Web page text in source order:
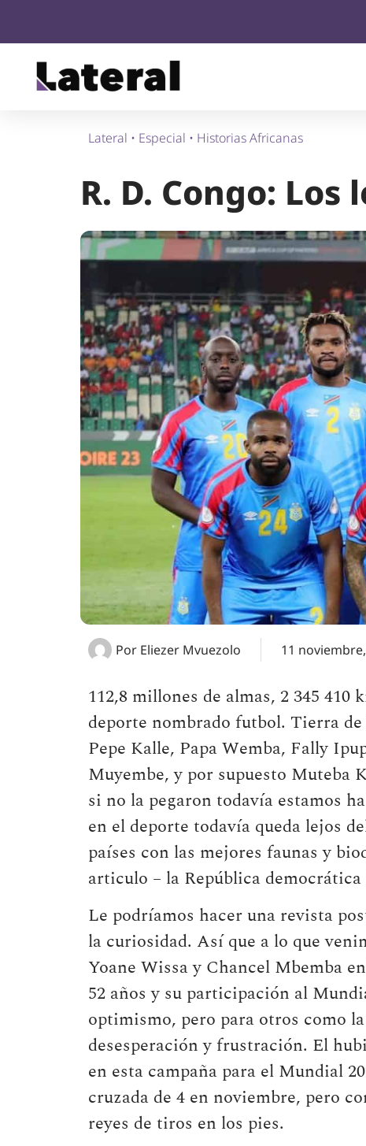
Lateral • Especial • Historias Africanas
R. D. Congo:
Por Eliezer Mvuezolo 11
112,8 millones de almas, 2 345
deporte nombrado futbol. Tierra
Pepe Kalle, Papa Wemba, Fally
Muyembe, y por supuesto Muteba
si no la pegaron todavía estamos
en el deporte todavía queda lejos
países con las mejores faunas y
articulo – la República
Le podríamos hacer una revista
la curiosidad. Así que a lo que
Yoane Wissa y Chancel Mbemba
52 años y su participación al
optimismo, pero para otros como
desesperación y frustración. El
en esta campaña para el Mundial
cruzada de 4 en noviembre, pero
reyes de tiros en los pies.